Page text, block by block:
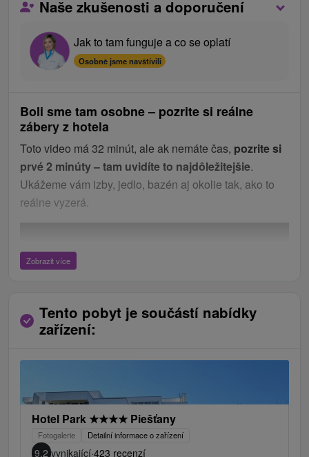
Naše zkušenosti a doporučení
Jak to tam funguje a co se oplatí
Osobně jsme navštívili
Boli sme tam osobne – pozrite si reálne
zábery z hotela
Toto video má 32 minút, ale ak nemáte čas, pozrite si
prvé 2 minúty – tam uvidíte to najdôležitejšie.
Ukážeme vám izby, jedlo, bazén aj okolie tak, ako to
reálne vyzerá.
Zobrazit více
Tento pobyt je součástí nabídky
zařízení:
Hotel Park ★★★★ Piešťany
Fotogalerie Detailní informace o zařízení
9,2 vynikající·423 recenzí